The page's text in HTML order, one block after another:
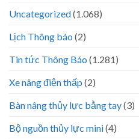
Uncategorized(1.068)
Lịch Thông báo (2)
Tin tức Thông Báo (1.281)
Xe nâng điện thấp (2)
Bàn nâng thủy lực bằng tay(3)
Bộ nguồn thủy lực mini(4)